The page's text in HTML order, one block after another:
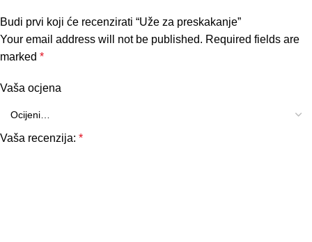
Budi prvi koji će recenzirati “Uže za preskakanje”
Your email address will not be published. Required fields are
marked *
Vaša ocjena
Vaša recenzija: *